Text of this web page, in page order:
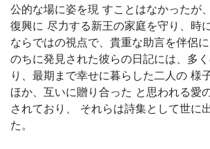
公的な場に姿を現 すことはなかったが
復興に 尽力する新王の家庭を守り、時
ならではの視点で、貴重な助言を伴侶に
のちに発見された彼らの日記には、多
り、最期まで幸せに暮らした二人の 様
ほか、互いに贈り合った と思われる愛
されており、 それらは詩集として世に
た。